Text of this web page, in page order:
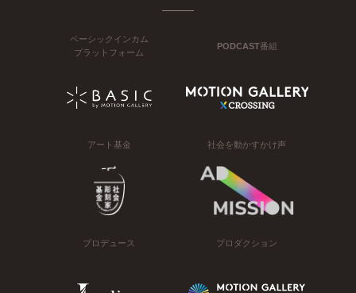
ベーシックインカム
プラットフォーム
PODCAST番組
アート基金 社会を動かすかけ声
プロデュース プロダクション